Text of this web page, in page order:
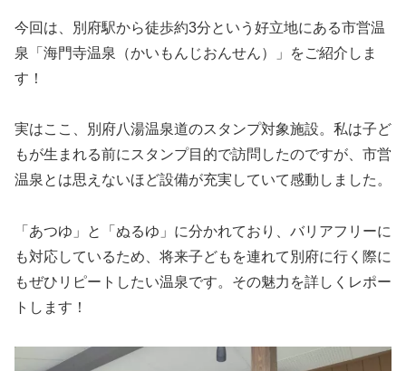
今回は、別府駅から徒歩約3分という好立地にある市営温
泉「海門寺温泉（かいもんじおんせん）」をご紹介しま
す！
実はここ、別府八湯温泉道のスタンプ対象施設。私は子ど
もが生まれる前にスタンプ目的で訪問したのですが、市営
温泉とは思えないほど設備が充実していて感動しました。
「あつゆ」と「ぬるゆ」に分かれており、バリアフリーに
も対応しているため、将来子どもを連れて別府に行く際に
もぜひリピートしたい温泉です。その魅力を詳しくレポー
トします！